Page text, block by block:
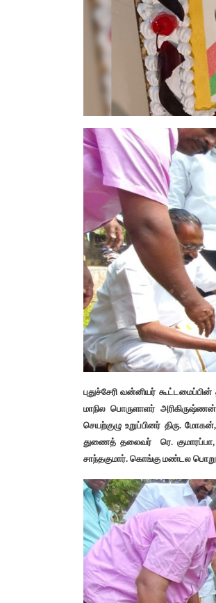
புதுச்சேரி வன்னியர்
மாநில பொருளாளர்
செயற்குழு உறுப்பினர் திரு.
துணைத் தலைவர் ரெ.
சாந்தகுமார். கொங்கு மண்டல